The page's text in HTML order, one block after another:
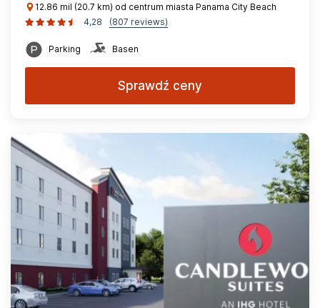
12.86 mil (20.7 km) od centrum miasta Panama City Beach
4,28
(807 reviews)
Parking Basen
Sprawdź ceny